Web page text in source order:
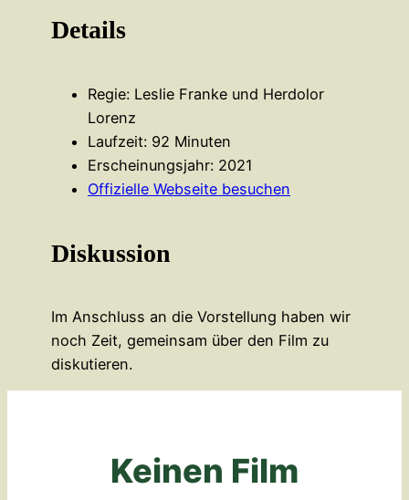
Details
Regie: Leslie Franke und Herdolor
Lorenz
Laufzeit: 92 Minuten
Erscheinungsjahr: 2021
Offizielle Webseite besuchen
Diskussion
Im Anschluss an die Vorstellung haben wir
noch Zeit, gemeinsam über den Film zu
diskutieren.
Keinen Film